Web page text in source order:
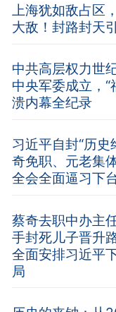
上海犹如敌占区
大敌！封路封天
中共高层权力世
中央军委成立，“
溃内幕全纪录
习近平自封“历史
奇免职、元老集
全会全面逼习下
蔡奇去职中办主
手封死儿子晋升
全面安排习近平
局